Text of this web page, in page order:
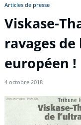
Articles de presse
Viskase-
ravages
européen !
4 octobre 2018